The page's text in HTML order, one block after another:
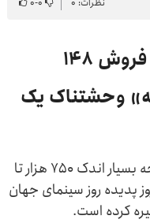
پدیده روز سینمای جهان؛ فروش ۱۴۸
وحشتناک یک
فیلم سینمایی «وسوسه» که با بودجه بسیار اندک ۷۵۰ هزار تا
پدیده روز سینمای جهان
کرده است.